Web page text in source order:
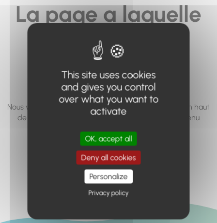
La page a laquelle
vous cherchez à
accéder n'existe
pas... ou plus.
Nous vous invitons à utiliser le moteur de recherche en haut
de page, ou à utiliser le menu pour trouver le contenu
Retour à l'accueil
This site uses cookies
and gives you control
over what you want to
activate
OK, accept all
Deny all cookies
Personalize
Privacy policy